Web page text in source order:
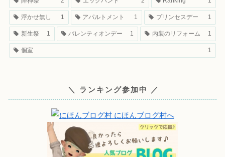
浮かせ無し 1 アパルトメント 1 プリンセスデー 1
新生祭 1 バレンティオンデー 1 内装のリフォーム 1
個室 1
＼ ランキング参加中 ／